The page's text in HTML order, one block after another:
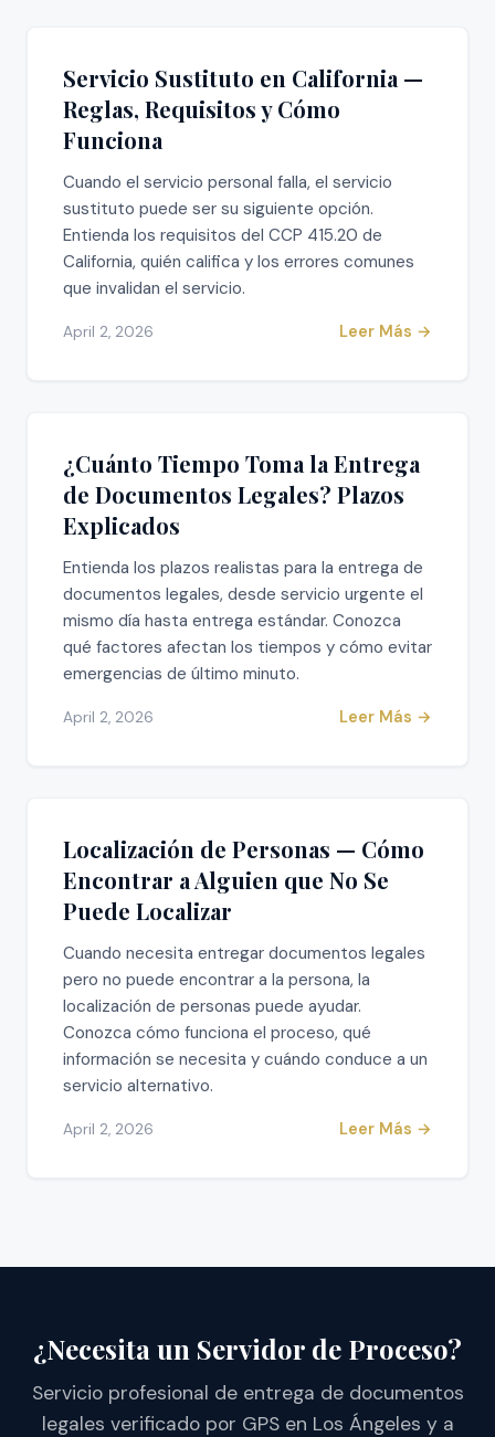
Servicio Sustituto en California —
Reglas, Requisitos y Cómo
Funciona
Cuando el servicio personal falla, el servicio
sustituto puede ser su siguiente opción.
Entienda los requisitos del CCP 415.20 de
California, quién califica y los errores comunes
que invalidan el servicio.
April 2, 2026 Leer Más →
¿Cuánto Tiempo Toma la Entrega
de Documentos Legales? Plazos
Explicados
Entienda los plazos realistas para la entrega de
documentos legales, desde servicio urgente el
mismo día hasta entrega estándar. Conozca
qué factores afectan los tiempos y cómo evitar
emergencias de último minuto.
April 2, 2026 Leer Más →
Localización de Personas — Cómo
Encontrar a Alguien que No Se
Puede Localizar
Cuando necesita entregar documentos legales
pero no puede encontrar a la persona, la
localización de personas puede ayudar.
Conozca cómo funciona el proceso, qué
información se necesita y cuándo conduce a un
servicio alternativo.
April 2, 2026 Leer Más →
¿Necesita un Servidor de Proceso?
Servicio profesional de entrega de documentos
legales verificado por GPS en Los Ángeles y a